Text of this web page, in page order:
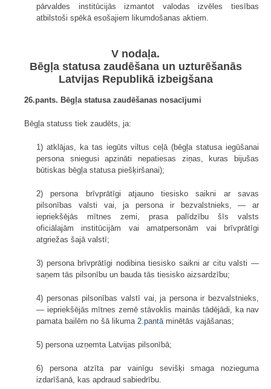
pārvaldes institūcijās izmantot valodas izvēles tiesības
atbilstoši spēkā esošajiem likumdošanas aktiem.
V nodaļa.
Bēgļa statusa zaudēšana un uzturēšanās
Latvijas Republikā izbeigšana
26.pants. Bēgļa statusa zaudēšanas nosacījumi
Bēgļa statuss tiek zaudēts, ja:
1) atklājas, ka tas iegūts viltus ceļā (bēgļa statusa iegūšanai
persona sniegusi apzināti nepatiesas ziņas, kuras bijušas
būtiskas bēgļa statusa piešķiršanai);
2) persona brīvprātīgi atjauno tiesisko saikni ar savas
pilsonības valsti vai, ja persona ir bezvalstnieks, — ar
iepriekšējās mītnes zemi, prasa palīdzību šīs valsts
oficiālajām institūcijām vai amatpersonām vai brīvprātīgi
atgriežas šajā valstī;
3) persona brīvprātīgi nodibina tiesisko saikni ar citu valsti —
saņem tās pilsonību un bauda tās tiesisko aizsardzību;
4) personas pilsonības valstī vai, ja persona ir bezvalstnieks,
— iepriekšējās mītnes zemē stāvoklis mainās tādējādi, ka nav
pamata bailēm no šā likuma 2.pantāminētās vajāšanas;
5) persona uzņemta Latvijas pilsonībā;
6) persona atzīta par vainīgu sevišķi smaga nozieguma
izdarīšanā, kas apdraud sabiedrību.